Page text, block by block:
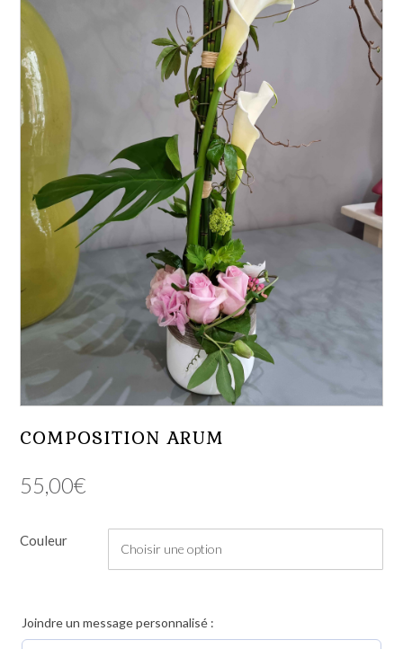
COMPOSITION ARUM
55,00€
Couleur
Joindre un message personnalisé :